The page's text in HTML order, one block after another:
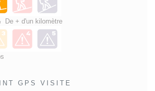
De + d'un kilomètre
GPS VISITE